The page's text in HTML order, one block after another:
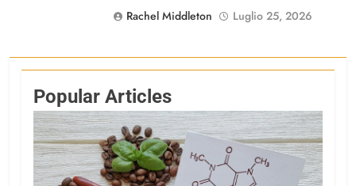
Rachel Middleton
Luglio 25, 2026
Popular Articles